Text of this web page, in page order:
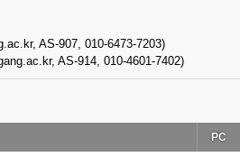
AS-907, 010-6473-7203)
AS-914, 010-4601-7402)
PC